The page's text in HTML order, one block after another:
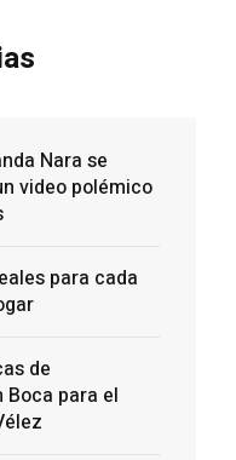
Nara se
video polémico
para cada
de
Boca para el